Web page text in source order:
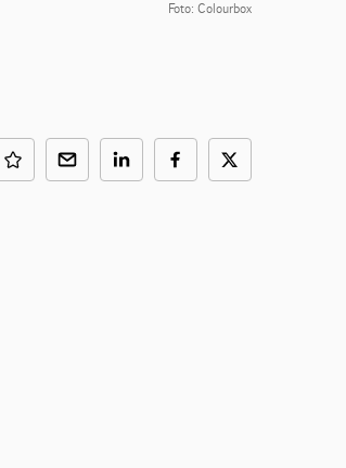
Foto: Colourbox